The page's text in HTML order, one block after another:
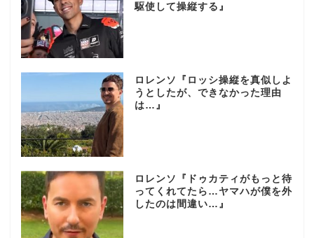
駆使して操縦する』
ロレンソ『ロッシ操縦を真似しよ
うとしたが、できなかった理由
は…』
ロレンソ『ドゥカティがもっと待
ってくれてたら…ヤマハが僕を外
したのは間違い…』